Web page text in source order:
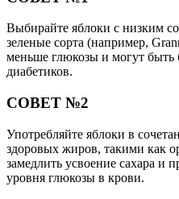
Выбирайте яблоки с низким
зеленые сорта (например,
меньше глюкозы и могут быть
диабетиков.
СОВЕТ №2
Употребляйте яблоки в
здоровых жиров, такими как
замедлить усвоение сахара и
уровня глюкозы в крови.